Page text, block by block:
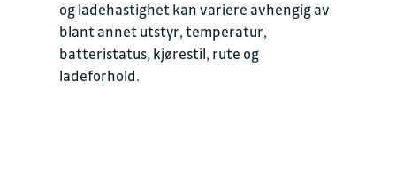
og ladehastighet kan variere avhengig av
blant annet utstyr, temperatur,
batteristatus, kjørestil, rute og
ladeforhold.